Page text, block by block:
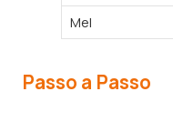
Mel
Passo a Passo